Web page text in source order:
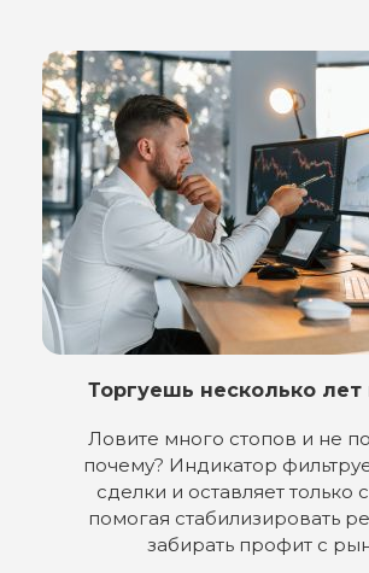
17
18
19
20
21
22
23
24
25
26
27
28
29
30
31
32
33
43
44
45
46
47
48
49
50
51
52
Торгуешь несколько лет
Ловите много стопов и не
почему? Индикатор
сделки и оставляет только
помогая стабилизировать
забирать профит с